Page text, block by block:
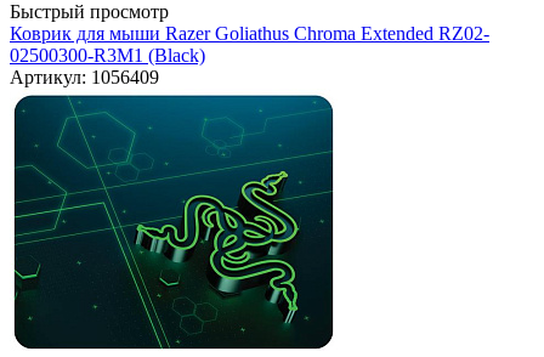
Быстрый просмотр
Коврик для мыши Razer Goliathus Chroma Extended RZ02-
02500300-R3M1 (Black)
Артикул: 1056409